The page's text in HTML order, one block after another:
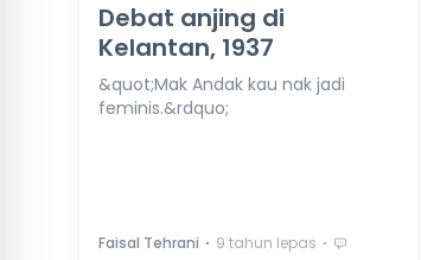
Debat anjing di
Kelantan, 1937
&quot;Mak Andak kau nak jadi
feminis.&rdquo;
Faisal Tehrani ⋅ 9 tahun lepas ⋅